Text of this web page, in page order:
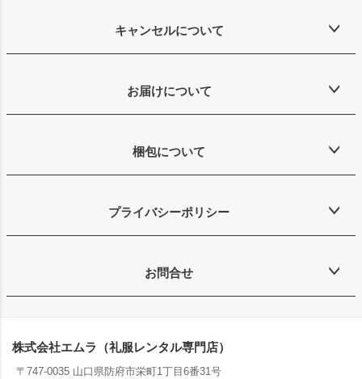
キャンセルについて
お届けについて
梱包について
プライバシーポリシー
お問合せ
株式会社エムラ（礼服レンタル専門店）
〒747-0035 山口県防府市栄町1丁目6番31号